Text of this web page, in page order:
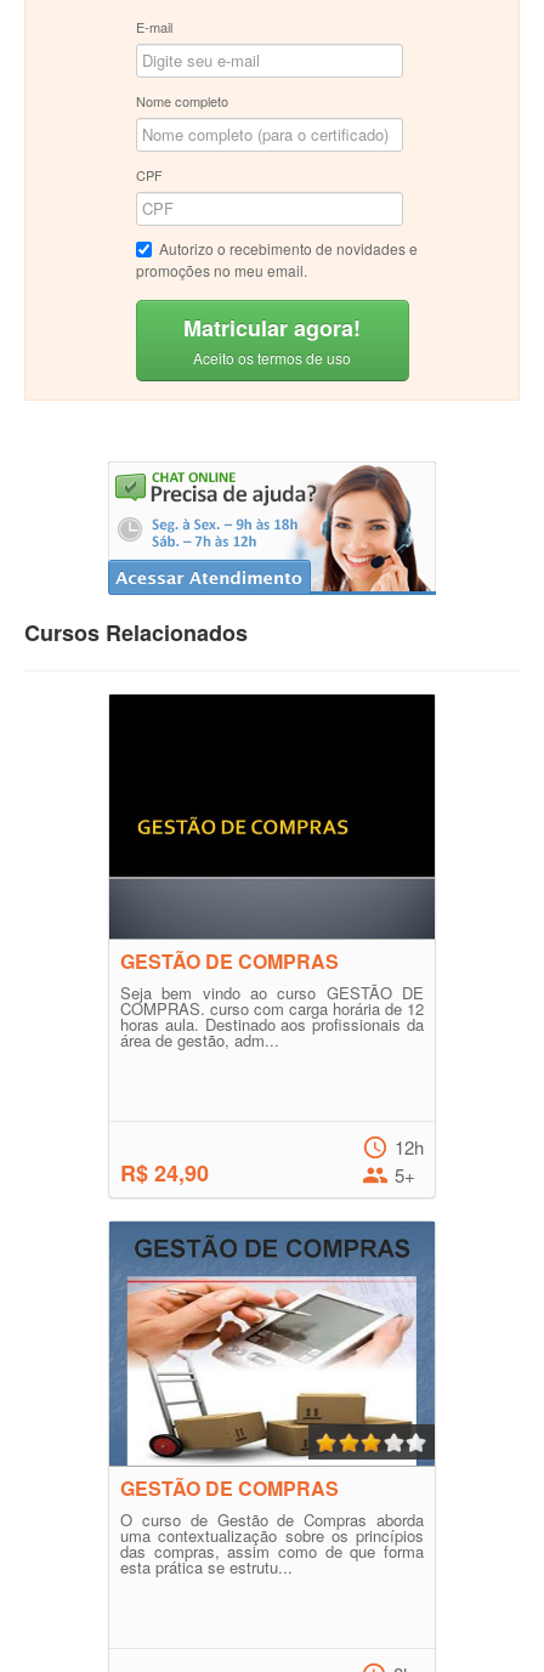
E-mail
Nome completo
CPF
Autorizo o recebimento de novidades e
promoções no meu email.
Matricular agora!
Aceito os termos de uso
Cursos Relacionados
GESTÃO DE COMPRAS
Seja bem vindo ao curso GESTÃO DE
COMPRAS. curso com carga horária de 12
horas aula. Destinado aos profissionais da
área de gestão, adm...
R$ 24,90
12h
5+
GESTÃO DE COMPRAS
O curso de Gestão de Compras aborda
uma contextualização sobre os princípios
das compras, assim como de que forma
esta prática se estrutu...